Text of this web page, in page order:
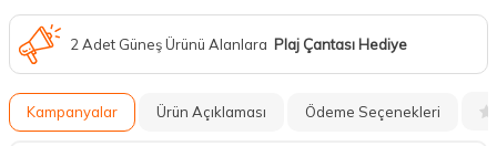
2 Adet Güneş Ürünü Alanlara Plaj Çantası Hediye
Kampanyalar Ürün Açıklaması Ödeme Seçenekleri